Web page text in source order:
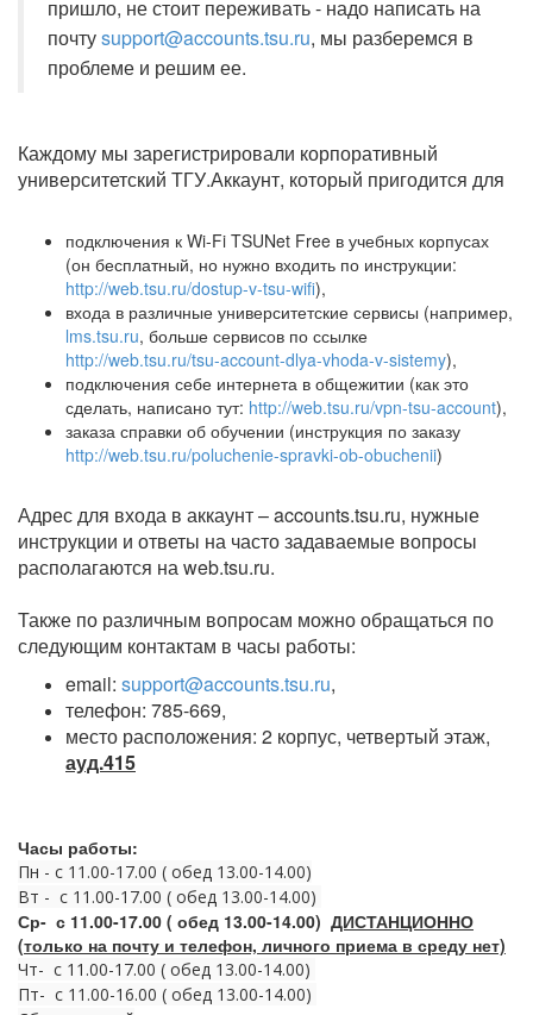
пришло, не стоит переживать - надо написать на
почтуsupport@accounts.tsu.ru, мы разберемся в
проблеме и решим ее.
Каждому мы зарегистрировали корпоративный
университетский ТГУ.Аккаунт, который пригодится для
подключения к Wi-Fi TSUNet Free в учебных корпусах
(он бесплатный, но нужно входить по инструкции:
http://web.tsu.ru/dostup-v-tsu-wifi),
входа в различные университетские сервисы (например,
lms.tsu.ru, больше сервисов по ссылке
http://web.tsu.ru/tsu-account-dlya-vhoda-v-sistemy),
подключения себе интернета в общежитии (как это
сделать, написано тут: http://web.tsu.ru/vpn-tsu-account),
заказа справки об обучении (инструкция по заказу
http://web.tsu.ru/poluchenie-spravki-ob-obuchenii)
Адрес для входа в аккаунт – accounts.tsu.ru, нужные
инструкции и ответы на часто задаваемые вопросы
располагаются на web.tsu.ru. ​
Также по различным вопросам можно обращаться по
следующим контактам в часы работы:
email: support@accounts.tsu.ru,
телефон: 785-669,
место расположения: 2 корпус, четвертый этаж,
ауд.415
Часы работы:
Пн - с 11.00-17.00 ( обед 13.00-14.00)
Вт - с 11.00-17.00 ( обед 13.00-14.00)
Ср- с 11.00-17.00 ( обед 13.00-14.00) ДИСТАНЦИОННО
(только на почту и телефон, личного приема в среду нет)
Чт- с 11.00-17.00 ( обед 13.00-14.00)
Пт- с 11.00-16.00 ( обед 13.00-14.00)